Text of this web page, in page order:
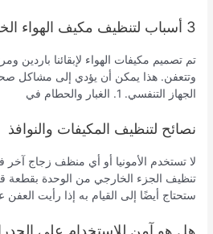
3 أسباب لتنظيف مكيف الهواء الخاص بك
تم تصميم مكيفات الهواء لإبقائنا باردين
وتتعفن. هذا يمكن أن يؤدي إلى مشاكل
الجهاز التنفسي. 1. الغبار والحطام في
نصائح لتنظيف المكيفات والنوافذ
لا تستخدم الأمونيا أو أي منظف زجاج
تنظيف الجزء الخارجي من الوحدة بقطعة
ستحتاج أيضًا إلى القيام به إذا رأيت العفن
هل هو آمن للاستخدام على